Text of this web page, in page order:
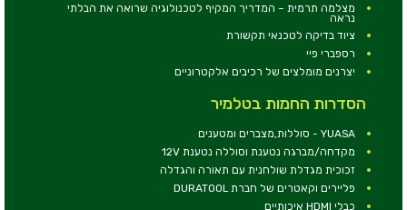
מצלמה תרמית – המדריך המקיף לטכנולוגיה שרואה את הבלתי
נראה
ציוד בדיקה לטכנאי תקשורת
רספברי פיי
יצרנים מומלצים של רכיבים אלקטרוניים
הסדרות החמות בטלמיר
YUASA - סוללות,מצברים ומטענים
מקדחה/מברגה נטענת וסוללה נטענת 12V
זכוכית מגדלת שולחנית עם תאורה והגדלה
פליירים וקאטרים של חברת DURATOOL
כבלי HDMI איכותיים